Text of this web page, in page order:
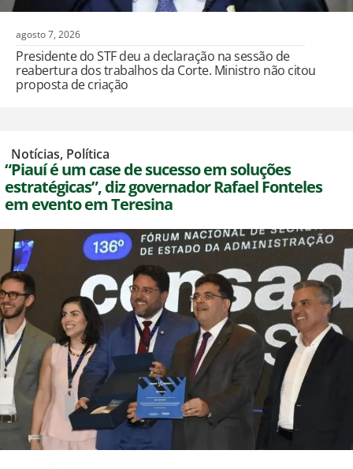
agosto 7, 2026
Presidente do STF deu a declaração na sessão de
reabertura dos trabalhos da Corte. Ministro não citou
proposta de criação
Notícias, Política
“Piauí é um case de sucesso em soluções
estratégicas”, diz governador Rafael Fonteles
em evento em Teresina